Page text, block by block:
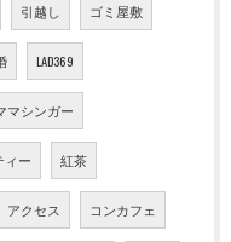
引越し ゴミ屋敷
LAD369
マシンガー
ィー 紅茶
アクセス コンカフェ